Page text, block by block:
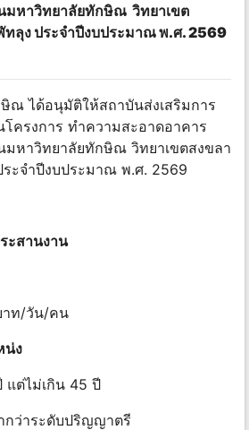
มหาวิทยาลัยทักษิณ วิทยาเขต
ทลุง ประจำปีงบประมาณ พ.ศ. 2569
ณ ได้อนุมัติให้สถาบันส่งเสริมการ
โครงการ ทำความสะอาดอาคาร
มหาวิทยาลัยทักษิณ วิทยาเขตสงขลา
ะจำปีงบประมาณ พ.ศ. 2569
ะสานงาน
าท/วัน/คน
น่ง
แต่ไม่เกิน 45 ปี
กว่าระดับปริญญาตรี